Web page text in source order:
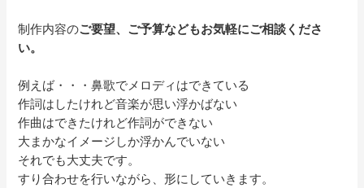
制作内容のご要望、ご予算などもお気軽にご相談くださ
い。
例えば・・・鼻歌でメロディはできている
作詞はしたけれど音楽が思い浮かばない
作曲はできたけれど作詞ができない
大まかなイメージしか浮かんでいない
それでも大丈夫です。
すり合わせを行いながら、形にしていきます。